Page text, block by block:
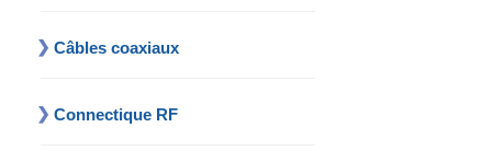
Câbles coaxiaux
Connectique RF